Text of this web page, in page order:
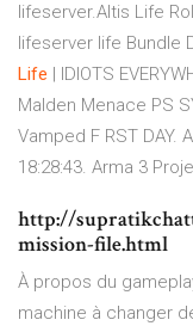
lifeserver.Altis Life
lifeserver life Bundle
Life | IDIOTS
Malden Menace PS
Vamped F RST DAY.
18:28:43. Arma 3
http://
mission-file.html
À propos du
machine à changer